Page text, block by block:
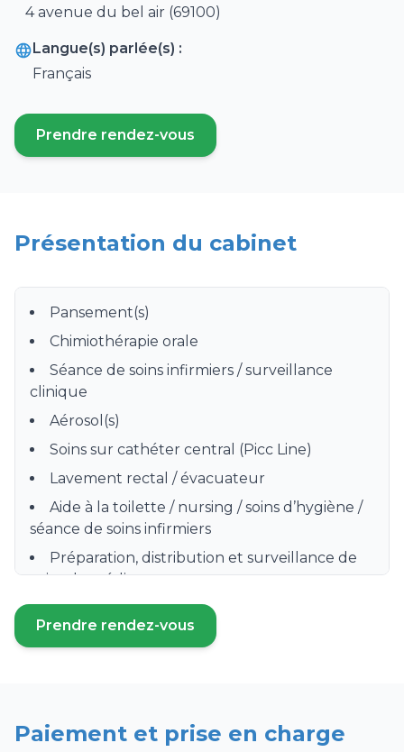
4 avenue du bel air (69100)
Langue(s) parlée(s) :
Français
Prendre rendez-vous
(ouvre un nouvel onglet)
Présentation du cabinet
Pansement(s)
Chimiothérapie orale
Séance de soins infirmiers / surveillance
clinique
Aérosol(s)
Soins sur cathéter central (Picc Line)
Lavement rectal / évacuateur
Aide à la toilette / nursing / soins d’hygiène /
séance de soins infirmiers
Préparation, distribution et surveillance de
prise de médicament
Surveillance clinique hebdomadaire
Pose de bas de contention, bas à varices
Prado
Prendre rendez-vous
(ouvre un nouvel onglet)
Paiement et prise en charge